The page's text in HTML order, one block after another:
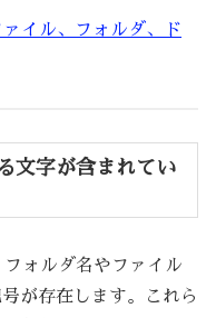
イル、フォルダ、ド
文字が含まれてい
ォルダ名やファイル
が存在します。これら